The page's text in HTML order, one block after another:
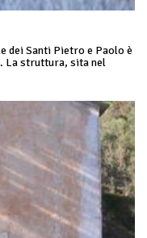
dei Santi Pietro e Paolo è
La struttura, sita nel